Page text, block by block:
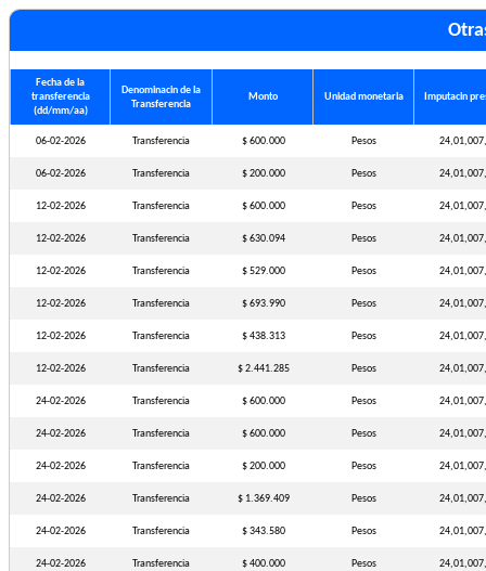
Fecha de la
transferencia
(dd/mm/aa)
Denominacin de la
Transferencia
Monto Unidad monetaria Imputacin
06-02-2026 Transferencia $ 600.000 Pesos
06-02-2026 Transferencia $ 200.000 Pesos
12-02-2026 Transferencia $ 600.000 Pesos
12-02-2026 Transferencia $ 630.094 Pesos
12-02-2026 Transferencia $ 529.000 Pesos
12-02-2026 Transferencia $ 693.990 Pesos
12-02-2026 Transferencia $ 438.313 Pesos
12-02-2026 Transferencia $ 2.441.285 Pesos
24-02-2026 Transferencia $ 600.000 Pesos
24-02-2026 Transferencia $ 600.000 Pesos
24-02-2026 Transferencia $ 200.000 Pesos
24-02-2026 Transferencia $ 1.369.409 Pesos
24-02-2026 Transferencia $ 343.580 Pesos
24-02-2026 Transferencia $ 400.000 Pesos